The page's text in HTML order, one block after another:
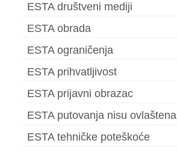
ESTA društveni mediji
ESTA obrada
ESTA ograničenja
ESTA prihvatljivost
ESTA prijavni obrazac
ESTA putovanja nisu ovlaštena
ESTA tehničke poteškoće